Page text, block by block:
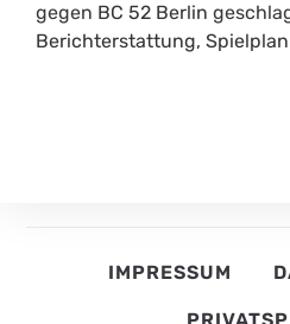
gegen BC 52 Berlin
Berichterstattung,
IMPRESSUM